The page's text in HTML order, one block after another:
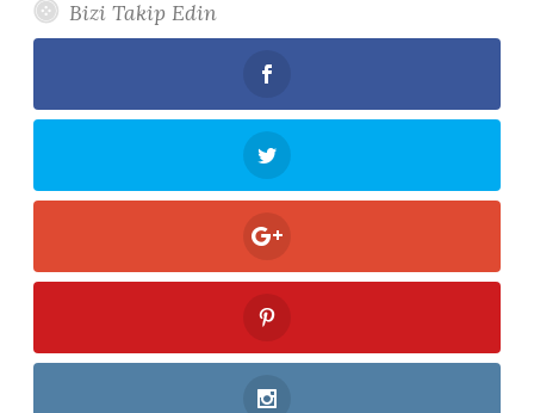
Bizi Takip Edin